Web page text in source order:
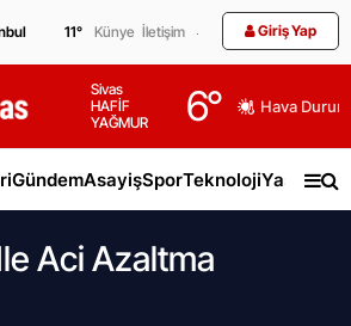
11° Künye İletişim Giriş Yap
Sivas
HAFİF
YAĞMUR
6° Hava
GündemAsayişSporTeknolojiYaşam
Aci Azaltma